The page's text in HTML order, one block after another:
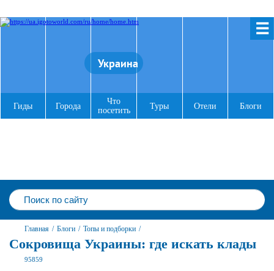
☰
Украина
Гиды Города
Что
посетить
Туры Отели Блоги
Главная / Блоги / Топы и подборки /
Сокровища Украины: где искать клады
95859